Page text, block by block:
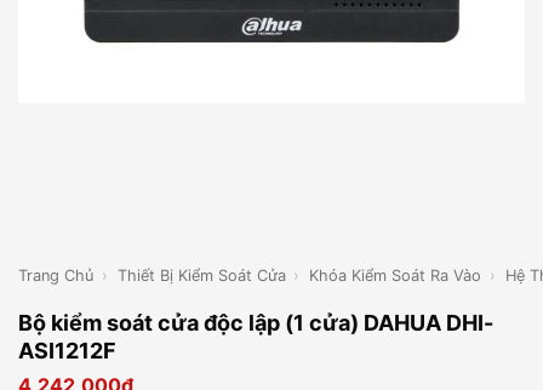
Trang Chủ › Thiết Bị Kiểm Soát Cửa › Khóa Kiểm Soát Ra Vào › Hệ
Bộ kiểm soát cửa độc lập (1 cửa) DAHUA DHI-
ASI1212F
4,242,000₫